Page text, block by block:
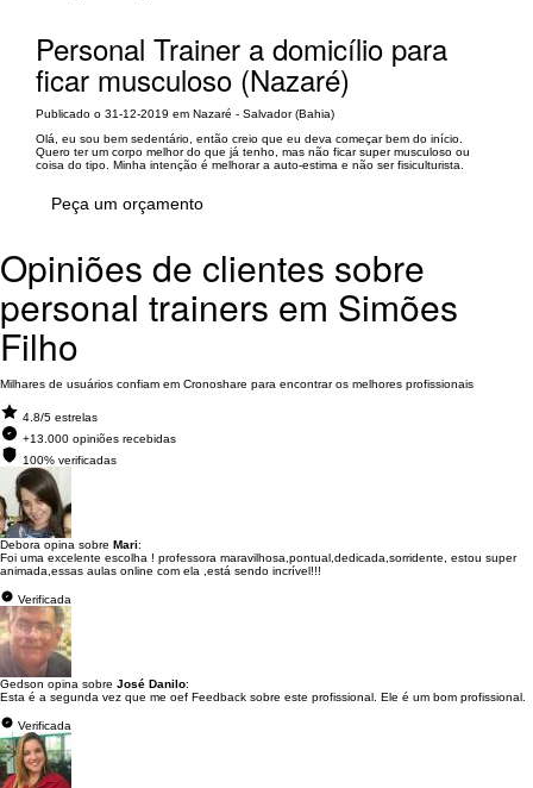
Personal Trainer a domicílio para
ficar musculoso (Nazaré)
Publicado o 31-12-2019 em Nazaré - Salvador (Bahia)
Olá, eu sou bem sedentário, então creio que eu deva começar bem do início.
Quero ter um corpo melhor do que já tenho, mas não ficar super musculoso ou
coisa do tipo. Minha intenção é melhorar a auto-estima e não ser fisiculturista.
Peça um orçamento
Opiniões de clientes sobre
personal trainers em Simões
Filho
Milhares de usuários confiam em Cronoshare para encontrar os melhores profissionais
4.8/5 estrelas
+13.000 opiniões recebidas
100% verificadas
Debora opina sobre Mari:
Foi uma excelente escolha ! professora maravilhosa,pontual,dedicada,sorridente, estou super
animada,essas aulas online com ela ,está sendo incrível!!!
Verificada
Gedson opina sobre José Danilo:
Esta é a segunda vez que me oef Feedback sobre este profissional. Ele é um bom profissional.
Verificada